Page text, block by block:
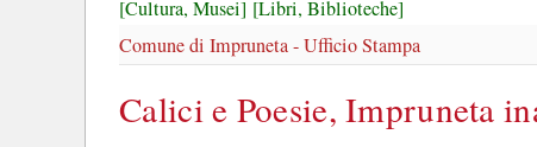
[Cultura, Musei] [Libri, Biblioteche]
Comune di Impruneta - Ufficio Stampa
Calici e Poesie, Impruneta